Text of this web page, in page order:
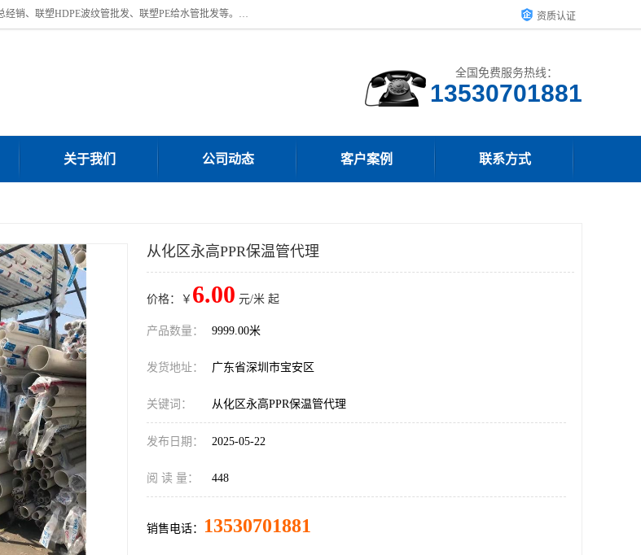
深圳市宝安区沙井街道浩丰胶管商行主营产品：联塑批发、联塑管批发、联塑总代理、联塑总经销、联塑HDPE波纹管批发、联塑PE给水管批发等。凭借服务以及多年的勤奋拼搏，发展成为一家销售各种管材管件，绝缘电工套管及配件等系列产品的贸易公司。公司秉承“顾客至上，锐意进取”的经营理念，坚持“客户至上”原则为广大客户提供的服务。欢迎惠顾！ 资质认证
全国免费服务热线：
关于我们 公司动态 客户案例 联系方式
从化区永高PPR保温管代理
价格：￥ 6.00 元/米 起
产品数量： 9999.00米
发货地址： 广东省深圳市宝安区
关键词： 从化区永高PPR保温管代理
发布日期： 2025-05-22
阅 读 量： 448
销售电话： 13530701881